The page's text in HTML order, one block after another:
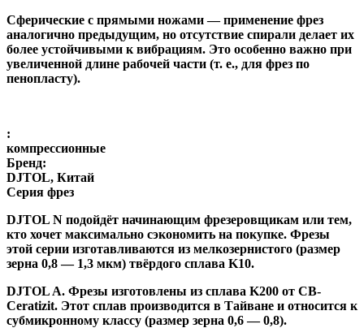
Сферические с прямыми ножами— применение фрез
аналогично предыдущим, но отсутствие спирали делает их
более устойчивыми к вибрациям. Это особенно важно при
увеличенной длине рабочей части (т. е., для фрез по
пенопласту).
:
компрессионные
Бренд:
DJTOL, Китай
Серия фрез
DJTOL N подойдёт начинающим фрезеровщикам или тем,
кто хочет максимально сэкономить на покупке. Фрезы
этой серии изготавливаются из мелкозернистого (размер
зерна 0,8 — 1,3 мкм) твёрдого сплава K10.
DJTOL A. Фрезы изготовлены из сплава K200 от CB-
Ceratizit. Этот сплав производится в Тайване и относится к
субмикронному классу (размер зерна 0,6 — 0,8).